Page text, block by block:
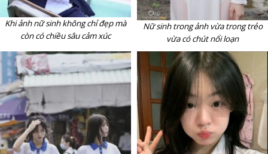
Khi ảnh nữ sinh không chỉ đẹp mà
còn có chiều sâu cảm xúc
Nữ sinh trong ảnh vừa trong trẻo
vừa có chút nổi loạn